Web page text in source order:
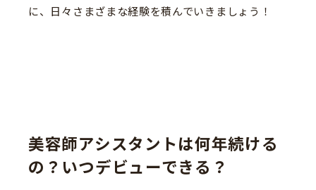
に、日々さまざまな経験を積んでいきましょう！
美容師アシスタントは何年続ける
の？いつデビューできる？